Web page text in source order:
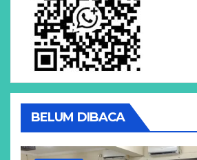
BELUM DIBACA